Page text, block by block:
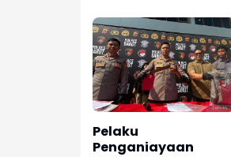
Pelaku
Penganiayaan